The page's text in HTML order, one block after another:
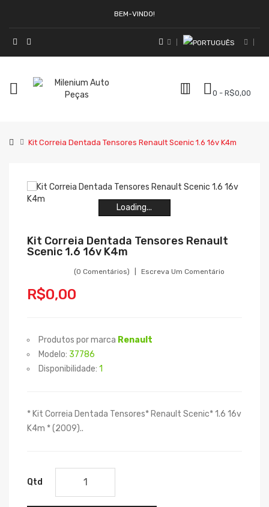
BEM-VINDO!
0 - R$0,00
Kit Correia Dentada Tensores Renault Scenic 1.6 16v K4m
Loading...
Loading...
Loading...
Loading...
Loading...
Loading...
Kit Correia Dentada Tensores Renault
Scenic 1.6 16v K4m
(0 Comentários) Escreva Um Comentário
R$0,00
Produtos por marca Renault
Modelo: 37786
Disponibilidade: 1
* Kit Correia Dentada Tensores* Renault Scenic* 1.6 16v
K4m * (2009)..
Qtd